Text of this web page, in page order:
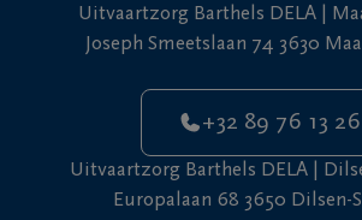
Uitvaartzorg Barthels DELA |
Joseph Smeetslaan 74 3630
+32 89 76 13 26
Uitvaartzorg Barthels DELA |
Europalaan 68 3650 Dilsen-